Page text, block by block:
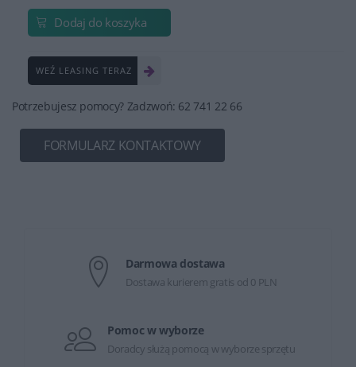
Dodaj do koszyka
WEŹ LEASING TERAZ
Potrzebujesz pomocy? Zadzwoń: 62 741 22 66
FORMULARZ KONTAKTOWY
Darmowa dostawa
Dostawa kurierem gratis od 0 PLN
Pomoc w wyborze
Doradcy służą pomocą w wyborze sprzętu